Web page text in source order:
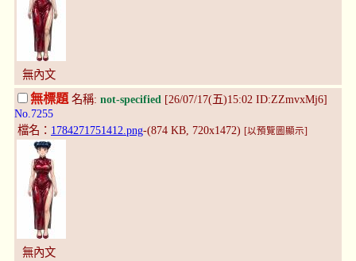
無內文
無標題 名稱: not-specified [26/07/17(五)15:02 ID:ZZmvxMj6]
No.7255
檔名： 1784271751412.png-(874 KB, 720x1472) [以預覽圖顯示]
無內文